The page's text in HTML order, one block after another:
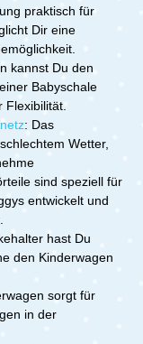
praktisch für
Dir eine
kannst Du den
Babyschale
Flexibilität.
: Das
Wetter,
sind speziell für
entwickelt und
hast Du
den Kinderwagen
sorgt für
in der